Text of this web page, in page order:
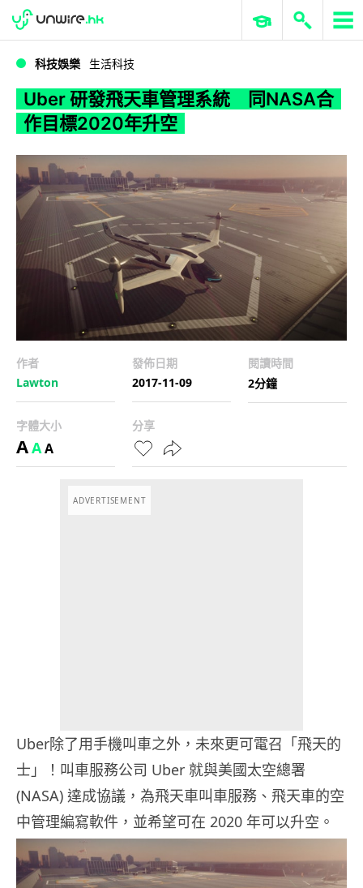
WWDC 2026 ERP 與商業 AI
科技娛樂 生活科技
Uber 研發飛天車管理系統 同NASA合
作目標2020年升空
作者
Lawton
發佈日期
2017-11-09
閱讀時間
2分鐘
字體大小
AAA
分享
ADVERTISEMENT
Uber除了用手機叫車之外，未來更可電召「飛天的
士」！叫車服務公司 Uber 就與美國太空總署
(NASA) 達成協議，為飛天車叫車服務、飛天車的空
中管理編寫軟件，並希望可在 2020 年可以升空。